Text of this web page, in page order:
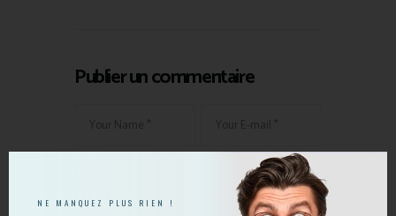
Publier un commentaire
NE MANQUEZ PLUS RIEN !